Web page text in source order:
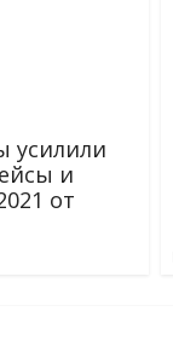
усилили
и
от